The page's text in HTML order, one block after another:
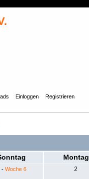
Einloggen Registrieren
Montag
- Woche 6 2